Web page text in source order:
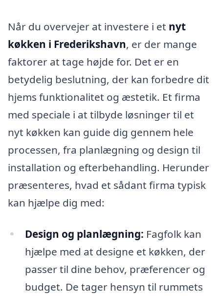
Når du overvejer at investere i et nyt
køkken i Frederikshavn, er der mange
faktorer at tage højde for. Det er en
betydelig beslutning, der kan forbedre dit
hjems funktionalitet og æstetik. Et firma
med speciale i at tilbyde løsninger til et
nyt køkken kan guide dig gennem hele
processen, fra planlægning og design til
installation og efterbehandling. Herunder
præsenteres, hvad et sådant firma typisk
kan hjælpe dig med:
Design og planlægning: Fagfolk kan
hjælpe med at designe et køkken, der
passer til dine behov, præferencer og
budget. De tager hensyn til rummets